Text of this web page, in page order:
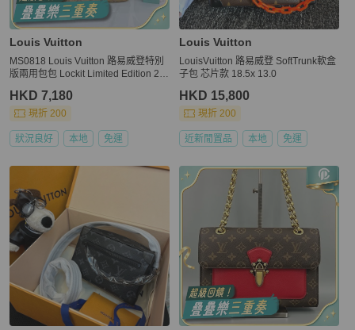
Louis Vuitton
MS0818 Louis Vuitton 路易威登特別
版兩用包包 Lockit Limited Edition 28
HKD 7,180
現折 200
狀況良好 本地 免運
Louis Vuitton
LouisVuitton 路易威登 SoftTrunk軟盒
子包 芯片款 18.5x 13.0
HKD 15,800
現折 200
近新閒置品 本地 免運